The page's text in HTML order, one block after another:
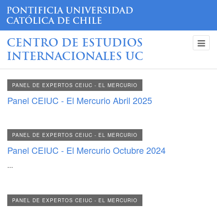
CENTRO DE ESTUDIOS
INTERNACIONALES UC
PANEL DE EXPERTOS CEIUC - EL MERCURIO
Panel CEIUC - El Mercurio Abril 2025
PANEL DE EXPERTOS CEIUC - EL MERCURIO
Panel CEIUC - El Mercurio Octubre 2024
...
PANEL DE EXPERTOS CEIUC - EL MERCURIO